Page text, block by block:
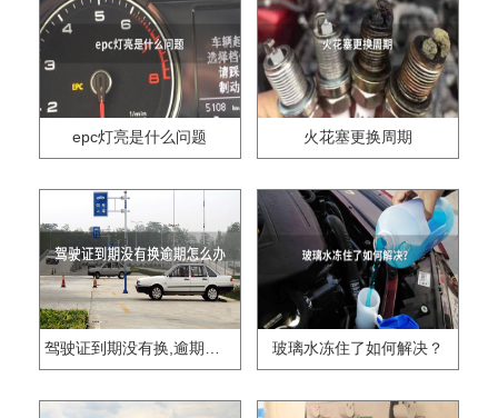
epc灯亮是什么问题 火花塞更换周期
驾驶证到期没有换,逾期怎么办?? 玻璃水冻住了如何解决？